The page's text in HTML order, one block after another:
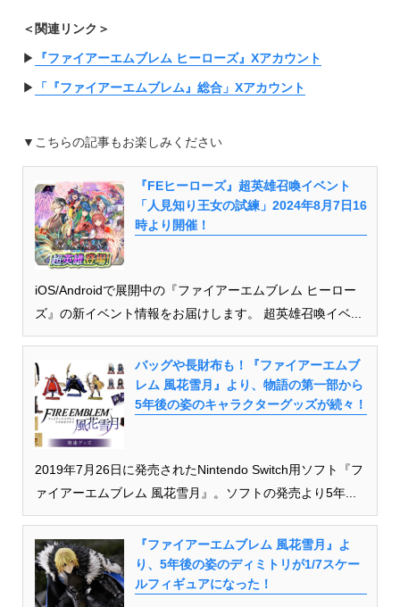
＜関連リンク＞
▶︎ 『ファイアーエムブレム ヒーローズ』Xアカウント
▶︎ 「『ファイアーエムブレム』総合」Xアカウント
▼こちらの記事もお楽しみください
『FEヒーローズ』超英雄召喚イベント
「人見知り王女の試練」2024年8月7日16
時より開催！
iOS/Androidで展開中の『ファイアーエムブレム ヒーロー
ズ』の新イベント情報をお届けします。 超英雄召喚イベ...
バッグや長財布も！『ファイアーエムブ
レム 風花雪月』より、物語の第一部から
5年後の姿のキャラクターグッズが続々！
2019年7月26日に発売されたNintendo Switch用ソフト『フ
ァイアーエムブレム 風花雪月』。ソフトの発売より5年...
『ファイアーエムブレム 風花雪月』よ
り、5年後の姿のディミトリが1/7スケー
ルフィギュアになった！